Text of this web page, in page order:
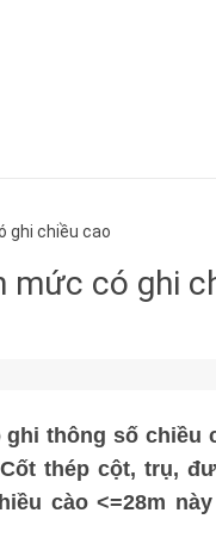
ghi chiều cao
mức có ghi
thông số chiều
thép cột, trụ,
cào <=28m